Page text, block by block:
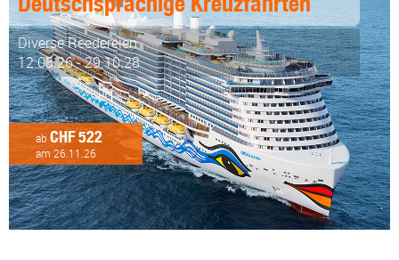
Diverse Reedereien
12.08.26 - 29.10.28
ab CHF 522
am 26.11.26